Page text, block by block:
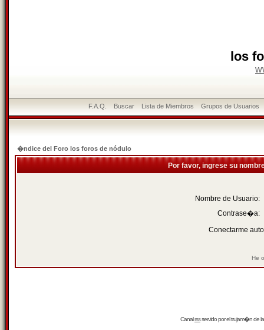
los
F.A.Q. Buscar Lista de Miembros Grupos de Usuarios
�ndice del Foro los foros de nódulo
Por favor, ingrese su
Nombre de Usuario:
Contrase�a:
Conectarme
He
Canalrssservido por eltrujam�nde